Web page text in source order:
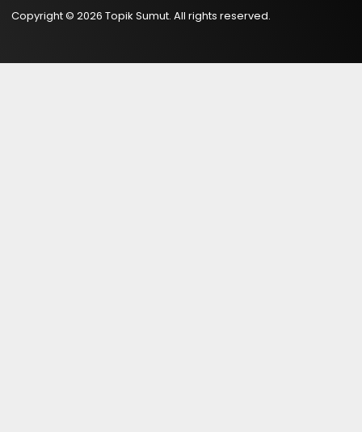
Copyright © 2026 Topik Sumut. All rights reserved.